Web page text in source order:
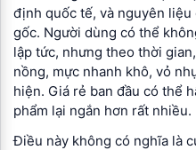
định quốc tế, và nguyên
gốc. Người dùng có thể
lập tức, nhưng theo thời
nồng, mực nhanh khô, vỏ
hiện. Giá rẻ ban đầu có thể
phẩm lại ngắn hơn rất nhiều.
Điều này không có nghĩa là